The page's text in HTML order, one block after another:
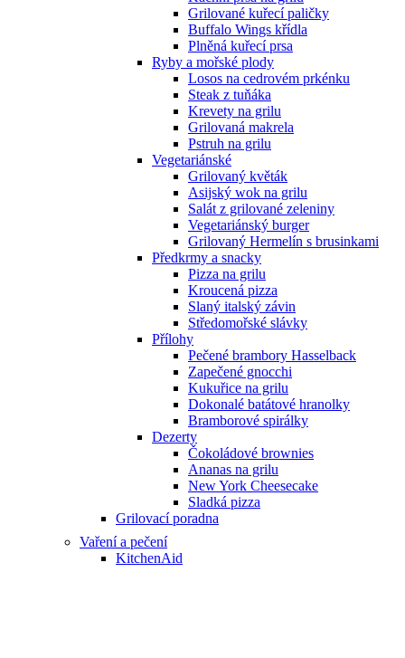
Grilované kuřecí paličky
Buffalo Wings křídla
Plněná kuřecí prsa
Ryby a mořské plody
Losos na cedrovém prkénku
Steak z tuňáka
Krevety na grilu
Grilovaná makrela
Pstruh na grilu
Vegetariánské
Grilovaný květák
Asijský wok na grilu
Salát z grilované zeleniny
Vegetariánský burger
Grilovaný Hermelín s brusinkami
Předkrmy a snacky
Pizza na grilu
Kroucená pizza
Slaný italský závin
Středomořské slávky
Přílohy
Pečené brambory Hasselback
Zapečené gnocchi
Kukuřice na grilu
Dokonalé batátové hranolky
Bramborové spirálky
Dezerty
Čokoládové brownies
Ananas na grilu
New York Cheesecake
Sladká pizza
Grilovací poradna
Vaření a pečení
KitchenAid